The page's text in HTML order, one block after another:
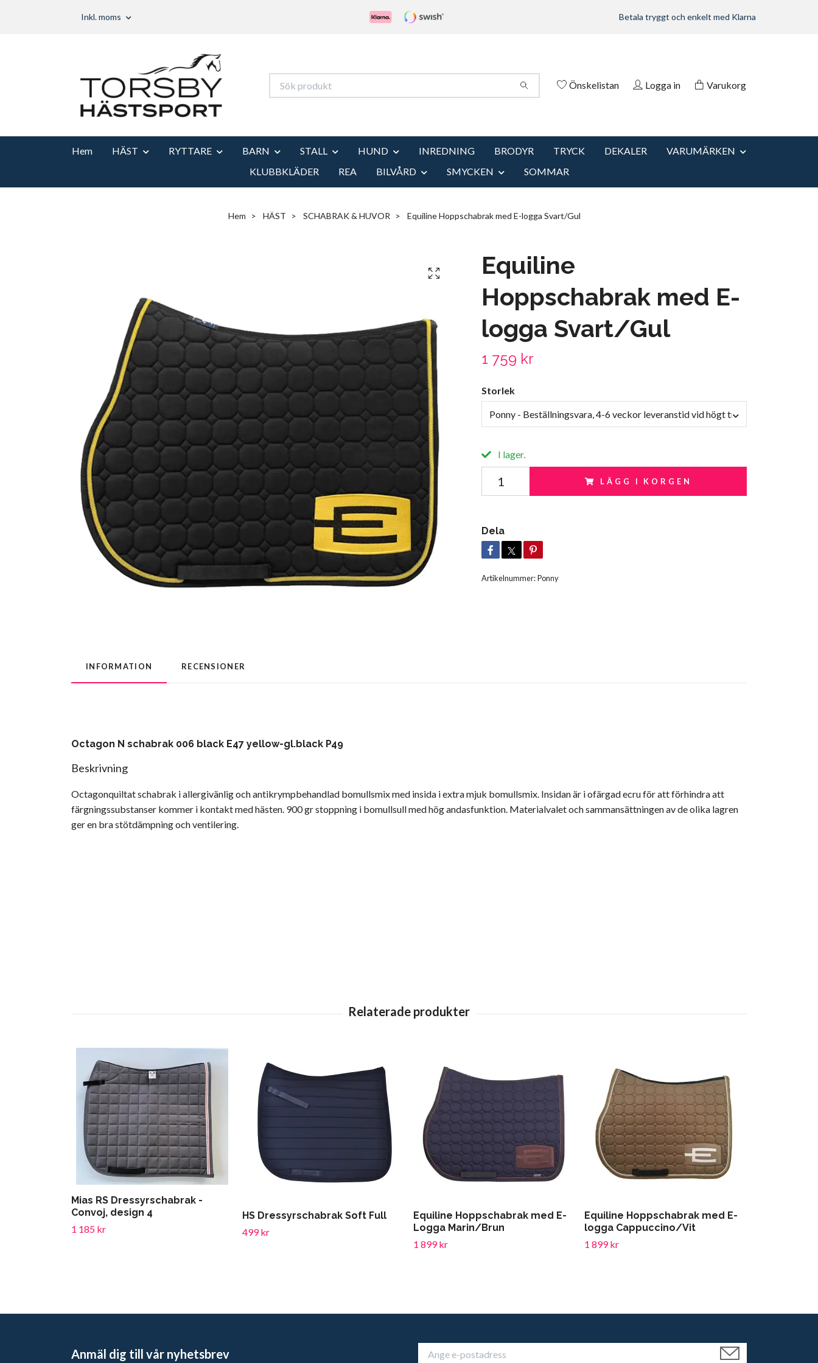
Inkl. moms Betala tryggt och enkelt med Klarna
Önskelistan Logga in Varukorg
Hem HÄST RYTTARE BARN STALL HUND INREDNING BRODYR TRYCK DEKALER
VARUMÄRKEN
KLUBBKLÄDER
REA BILVÅRD SMYCKEN SOMMAR
Hem HÄST SCHABRAK & HUVOR Equiline Hoppschabrak med E-logga Svart/Gul
Equiline
Hoppschabrak med E-
logga Svart/Gul
1 759 kr
Storlek
Ponny - Beställningsvara, 4-6 veckor leveranstid vid högt tryck
I lager.
LÄGG I KORGEN
Dela
Artikelnummer:Ponny
INFORMATION RECENSIONER
Octagon N schabrak 006 black E47 yellow-gl.black P49
Beskrivning
Octagonquiltat schabrak i allergivänlig och antikrympbehandlad bomullsmix med insida i extra mjuk bomullsmix. Insidan är i ofärgad ecru för att förhindra att
färgningssubstanser kommer i kontakt med hästen. 900 gr stoppning i bomullsull med hög andasfunktion. Materialvalet och sammansättningen av de olika lagren
ger en bra stötdämpning och ventilering.
Mias RS Dressyrschabrak -
Convoj, design 4
1 185 kr
HS Dressyrschabrak Soft Full
499 kr
Equiline Hoppschabrak med E-
Logga Marin/Brun
1 899 kr
Equiline Hoppschabrak med E-
logga Cappuccino/Vit
1 899 kr
Anmäl dig till vår nyhetsbrev